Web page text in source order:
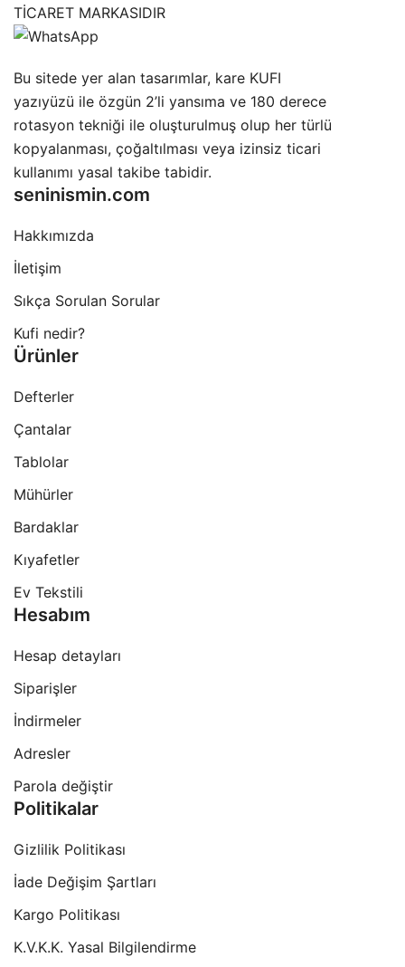
TİCARET MARKASIDIR
Bu sitede yer alan tasarımlar, kare KUFI
yazıyüzü ile özgün 2’li yansıma ve 180 derece
rotasyon tekniği ile oluşturulmuş olup her türlü
kopyalanması, çoğaltılması veya izinsiz ticari
kullanımı yasal takibe tabidir.
seninismin.com
Hakkımızda
İletişim
Sıkça Sorulan Sorular
Kufi nedir?
Ürünler
Defterler
Çantalar
Tablolar
Mühürler
Bardaklar
Kıyafetler
Ev Tekstili
Hesabım
Hesap detayları
Siparişler
İndirmeler
Adresler
Parola değiştir
Politikalar
Gizlilik Politikası
İade Değişim Şartları
Kargo Politikası
K.V.K.K. Yasal Bilgilendirme